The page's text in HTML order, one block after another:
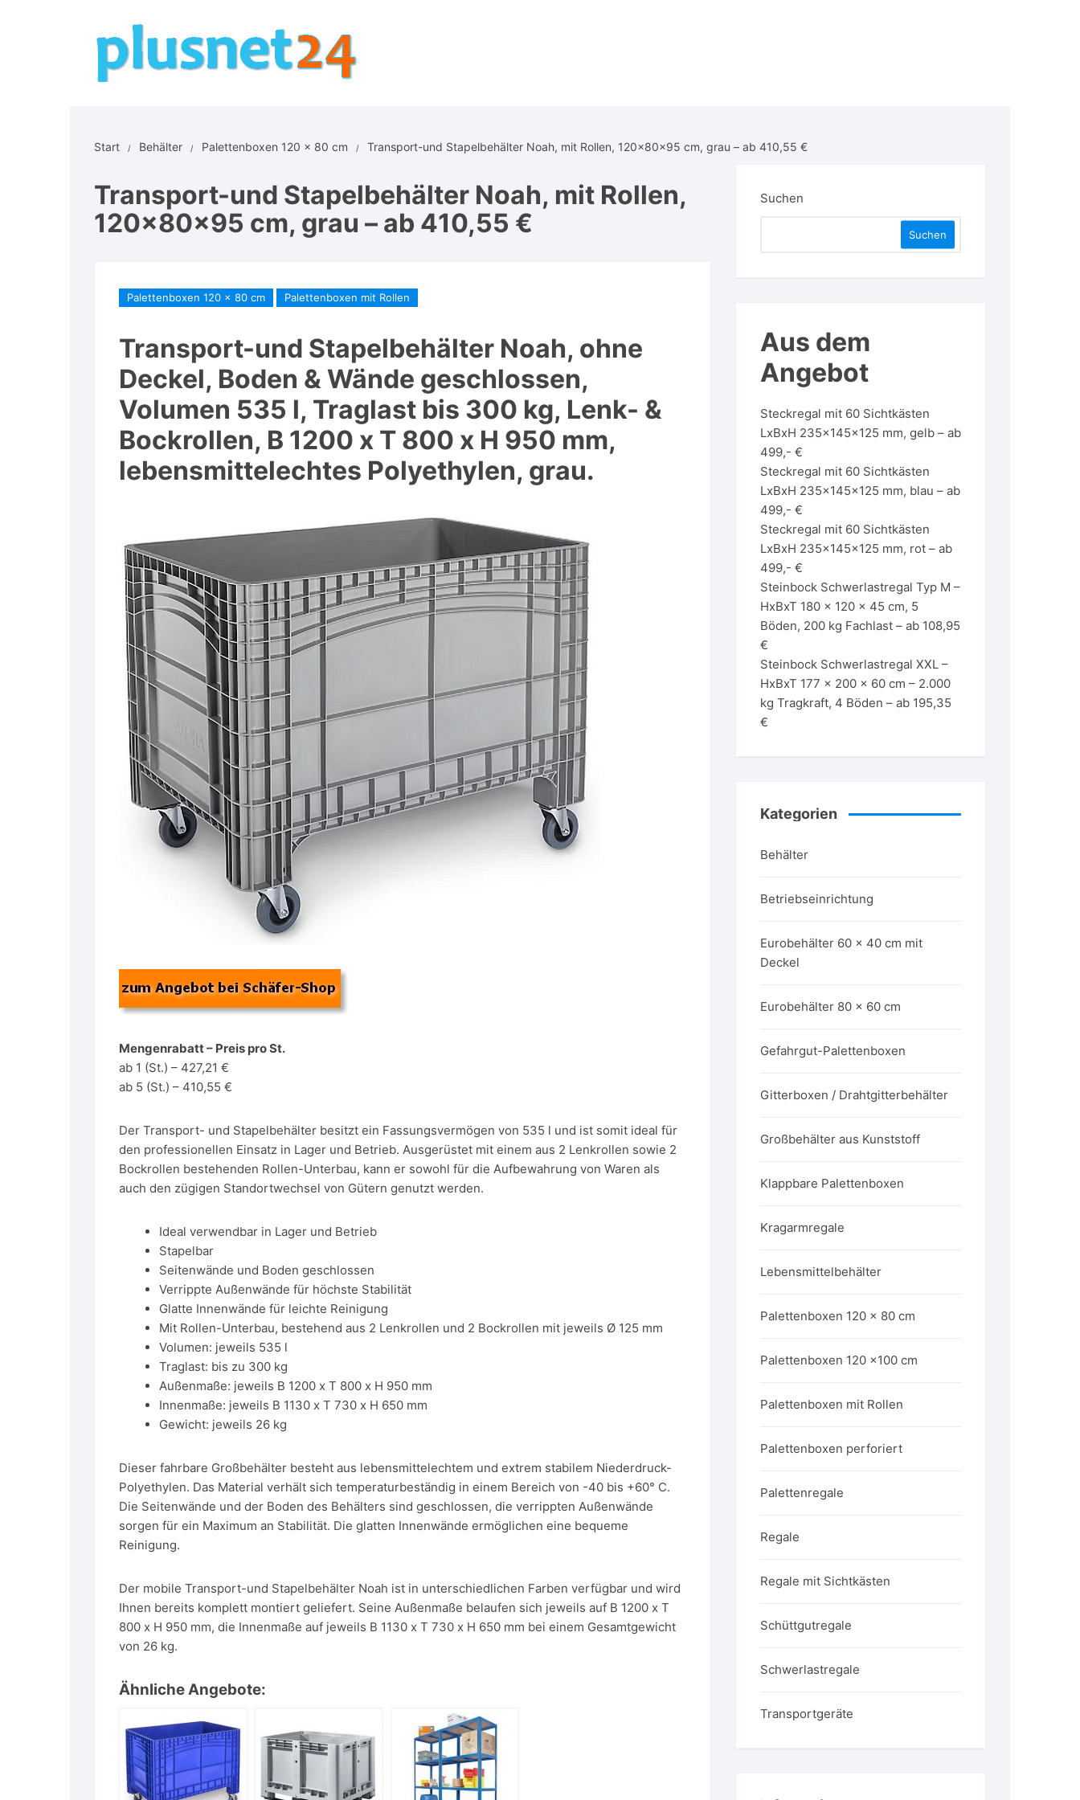
springen
Start Behälter Palettenboxen 120 x 80 cm Transport-und Stapelbehälter Noah, mit Rollen, 120x80x95 cm, grau – ab 410,55 €
Transport-und Stapelbehälter Noah, mit Rollen,
120x80x95 cm, grau – ab 410,55 €
Palettenboxen 120 x 80 cm Palettenboxen mit Rollen
Transport-und Stapelbehälter Noah, ohne
Deckel, Boden & Wände geschlossen,
Volumen 535 l, Traglast bis 300 kg, Lenk- &
Bockrollen, B 1200 x T 800 x H 950 mm,
lebensmittelechtes Polyethylen, grau.
Mengenrabatt – Preis pro St.
ab 1 (St.) – 427,21 €
ab 5 (St.) – 410,55 €
Der Transport- und Stapelbehälter besitzt ein Fassungsvermögen von 535 l und ist somit ideal für
den professionellen Einsatz in Lager und Betrieb. Ausgerüstet mit einem aus 2 Lenkrollen sowie 2
Bockrollen bestehenden Rollen-Unterbau, kann er sowohl für die Aufbewahrung von Waren als
auch den zügigen Standortwechsel von Gütern genutzt werden.
Ideal verwendbar in Lager und Betrieb
Stapelbar
Seitenwände und Boden geschlossen
Verrippte Außenwände für höchste Stabilität
Glatte Innenwände für leichte Reinigung
Mit Rollen-Unterbau, bestehend aus 2 Lenkrollen und 2 Bockrollen mit jeweils Ø 125 mm
Volumen: jeweils 535 l
Traglast: bis zu 300 kg
Außenmaße: jeweils B 1200 x T 800 x H 950 mm
Innenmaße: jeweils B 1130 x T 730 x H 650 mm
Gewicht: jeweils 26 kg
Dieser fahrbare Großbehälter besteht aus lebensmittelechtem und extrem stabilem Niederdruck-
Polyethylen. Das Material verhält sich temperaturbeständig in einem Bereich von -40 bis +60° C.
Die Seitenwände und der Boden des Behälters sind geschlossen, die verrippten Außenwände
sorgen für ein Maximum an Stabilität. Die glatten Innenwände ermöglichen eine bequeme
Reinigung.
Der mobile Transport-und Stapelbehälter Noah ist in unterschiedlichen Farben verfügbar und wird
Ihnen bereits komplett montiert geliefert. Seine Außenmaße belaufen sich jeweils auf B 1200 x T
800 x H 950 mm, die Innenmaße auf jeweils B 1130 x T 730 x H 650 mm bei einem Gesamtgewicht
von 26 kg.
Ähnliche Angebote:
Suchen
Suchen
Aus dem
Angebot
Steckregal mit 60 Sichtkästen
LxBxH 235x145x125 mm, gelb – ab
499,- €
Steckregal mit 60 Sichtkästen
LxBxH 235x145x125 mm, blau – ab
499,- €
Steckregal mit 60 Sichtkästen
LxBxH 235x145x125 mm, rot – ab
499,- €
Steinbock Schwerlastregal Typ M –
HxBxT 180 x 120 x 45 cm, 5
Böden, 200 kg Fachlast – ab 108,95
€
Steinbock Schwerlastregal XXL –
HxBxT 177 x 200 x 60 cm – 2.000
kg Tragkraft, 4 Böden – ab 195,35
€
Kategorien
Behälter
Betriebseinrichtung
Eurobehälter 60 x 40 cm mit
Deckel
Eurobehälter 80 x 60 cm
Gefahrgut-Palettenboxen
Gitterboxen / Drahtgitterbehälter
Großbehälter aus Kunststoff
Klappbare Palettenboxen
Kragarmregale
Lebensmittelbehälter
Palettenboxen 120 x 80 cm
Palettenboxen 120 x100 cm
Palettenboxen mit Rollen
Palettenboxen perforiert
Palettenregale
Regale
Regale mit Sichtkästen
Schüttgutregale
Schwerlastregale
Transportgeräte